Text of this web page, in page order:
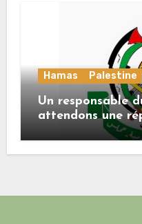
Hamas Palestine
Un responsable
attendons une
Mladenov
route de la